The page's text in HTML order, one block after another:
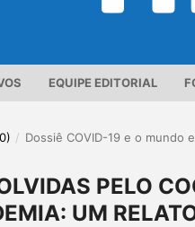
EQUIPE EDITORIAL
/ Dossiê COVID-19 e o mundo
PELO
UM